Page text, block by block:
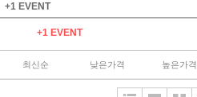
+1 EVENT
+1 EVENT
최신순 낮은가격 높은가격